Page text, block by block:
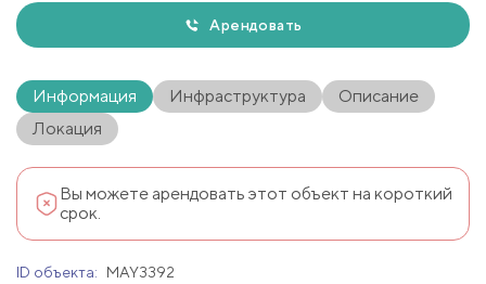
Арендовать
Информация Инфраструктура
Описание
Локация
Вы можете арендовать этот объект на короткий
срок.
ID объекта:
MAY3392